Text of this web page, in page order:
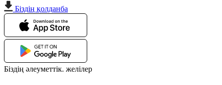
Біздің қолданба
Біздің әлеуметтік. желілер